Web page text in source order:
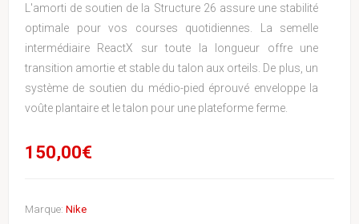
L'amorti de soutien de la Structure 26 assure une stabilité
optimale pour vos courses quotidiennes. La semelle
intermédiaire ReactX sur toute la longueur offre une
transition amortie et stable du talon aux orteils. De plus, un
système de soutien du médio-pied éprouvé enveloppe la
voûte plantaire et le talon pour une plateforme ferme.
150,00€
Marque: Nike